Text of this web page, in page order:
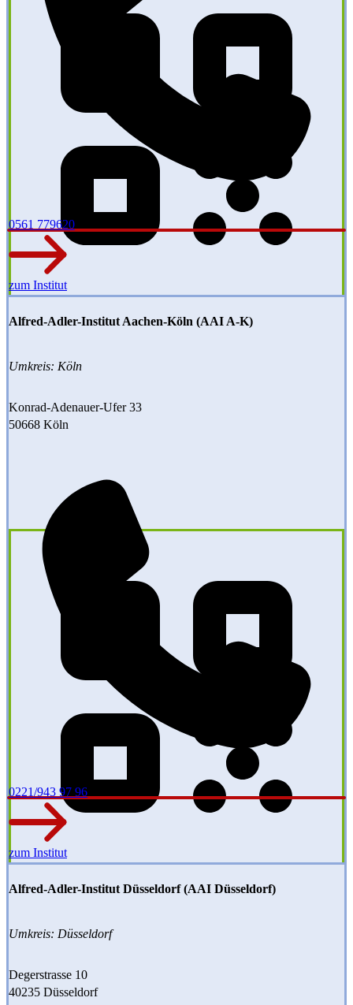
0561 779620
zum Institut
Alfred-Adler-Institut Aachen-Köln (AAI A-K)
Umkreis: Köln
Konrad-Adenauer-Ufer 33
50668 Köln
0221/943 97 96
zum Institut
Alfred-Adler-Institut Düsseldorf (AAI Düsseldorf)
Umkreis: Düsseldorf
Degerstrasse 10
40235 Düsseldorf